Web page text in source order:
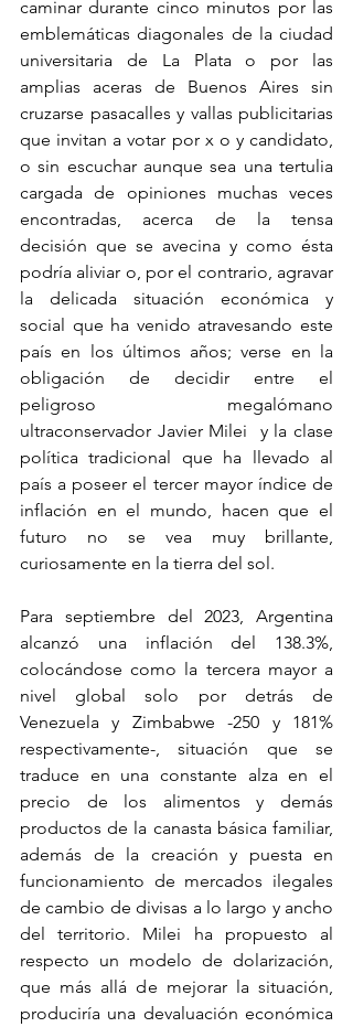
caminar durante cinco minutos por las
emblemáticas diagonales de la ciudad
universitaria de La Plata o por las
amplias aceras de Buenos Aires sin
cruzarse pasacalles y vallas publicitarias
que invitan a votar por x o y candidato,
o sin escuchar aunque sea una tertulia
cargada de opiniones muchas veces
encontradas, acerca de la tensa
decisión que se avecina y como ésta
podría aliviar o, por el contrario, agravar
la delicada situación económica y
social que ha venido atravesando este
país en los últimos años; verse en la
obligación de decidir entre el
peligroso megalómano
ultraconservador Javier Milei  y la clase
política tradicional que ha llevado al
país a poseer el tercer mayor índice de
inflación en el mundo, hacen que el
futuro no se vea muy brillante,
curiosamente en la tierra del sol.
Para septiembre del 2023, Argentina
alcanzó una inflación del 138.3%,
colocándose como la tercera mayor a
nivel global solo por detrás de
Venezuela y Zimbabwe -250 y 181%
respectivamente-, situación que se
traduce en una constante alza en el
precio de los alimentos y demás
productos de la canasta básica familiar,
además de la creación y puesta en
funcionamiento de mercados ilegales
de cambio de divisas a lo largo y ancho
del territorio. Milei ha propuesto al
respecto un modelo de dolarización,
que más allá de mejorar la situación,
produciría una devaluación económica